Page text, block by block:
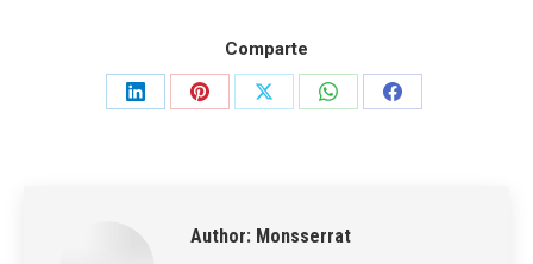
Comparte
Share
Share
Share
Share
Share
Author: Monsserrat